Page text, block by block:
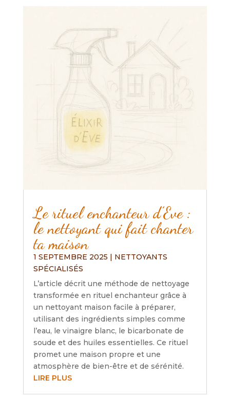
Le rituel enchanteur d’Eve :
le nettoyant qui fait chanter
ta maison
1 SEPTEMBRE 2025 | NETTOYANTS
SPÉCIALISÉS
L’article décrit une méthode de nettoyage
transformée en rituel enchanteur grâce à
un nettoyant maison facile à préparer,
utilisant des ingrédients simples comme
l’eau, le vinaigre blanc, le bicarbonate de
soude et des huiles essentielles. Ce rituel
promet une maison propre et une
atmosphère de bien-être et de sérénité.
LIRE PLUS